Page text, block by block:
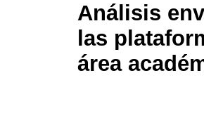
Análisis
las
área